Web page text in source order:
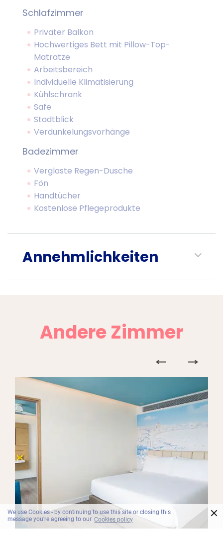
We use Cookies - by continuing to use this site or closing this
message you're agreeing to our Cookies policy ×
Schlafzimmer
Privater Balkon
Hochwertiges Bett mit Pillow-Top-
Matratze
Arbeitsbereich
Individuelle Klimatisierung
Kühlschrank
Safe
Stadtblick
Verdunkelungsvorhänge
Badezimmer
Verglaste Regen-Dusche
Fön
Handtücher
Kostenlose Pflegeprodukte
Annehmlichkeiten
Andere Zimmer